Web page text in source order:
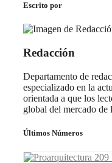
Escrito por
Redacción
Departamento de
especializado en la
orientada a que los
global del mercado de
Últimos Números